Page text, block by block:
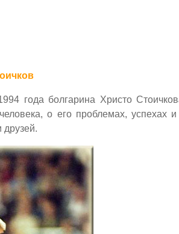
года болгарина Христо
о его проблемах, успехах
друзей.